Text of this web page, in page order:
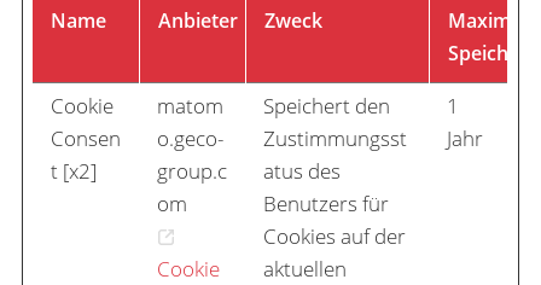
Name Anbieter Zweck
Maximale
Cookie
Consen
t [x2]
matom
o.geco-
group.c
om
Cookie
Speichert den
Zustimmungsst
atus des
Benutzers für
Cookies auf der
aktuellen
1
Jahr